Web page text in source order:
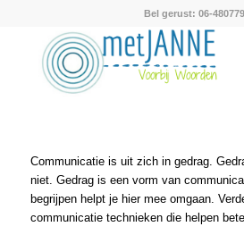
Bel gerust: 06-
Communicatie is uit zich in gedrag.
niet. Gedrag is een vorm van
begrijpen helpt je hier mee omgaan.
communicatie technieken die helpen